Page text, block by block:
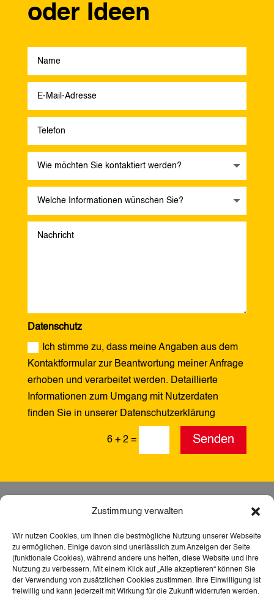
Zustimmung verwalten
Wir nutzen Cookies, um Ihnen die bestmögliche Nutzung unserer Webseite
zu ermöglichen. Einige davon sind unerlässlich zum Anzeigen der Seite
(funktionale Cookies), während andere uns helfen, diese Website und ihre
Nutzung zu verbessern. Mit einem Klick auf „Alle akzeptieren“ können Sie
der Verwendung von zusätzlichen Cookies zustimmen. Ihre Einwilligung ist
freiwillig und kann jederzeit mit Wirkung für die Zukunft widerrufen werden.
oder Ideen
Datenschutz
Ich stimme zu, dass meine Angaben aus dem
Kontaktformular zur Beantwortung meiner Anfrage
erhoben und verarbeitet werden. Detaillierte
Informationen zum Umgang mit Nutzerdaten
finden Sie in unserer Datenschutzerklärung
6 + 2 = Senden